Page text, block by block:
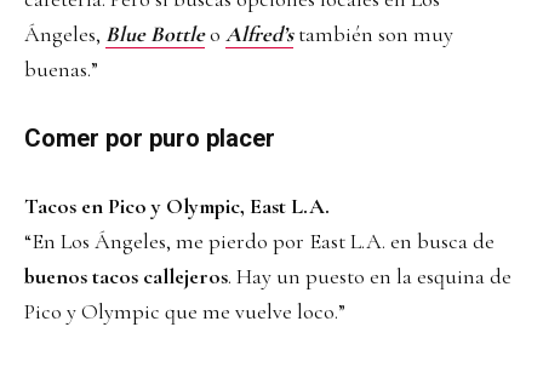
Ángeles, Blue Bottleo Alfred’stambién son muy
buenas.”
Comer por puro placer
Tacos en Pico y Olympic, East L.A.
“En Los Ángeles, me pierdo por East L.A. en busca de
buenos tacos callejeros. Hay un puesto en la esquina de
Pico y Olympic que me vuelve loco.”